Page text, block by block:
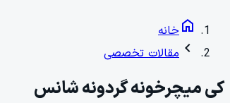
homeخانه
chevron_left مقالات تخصصی
کی میچرخونه گردونه شانس